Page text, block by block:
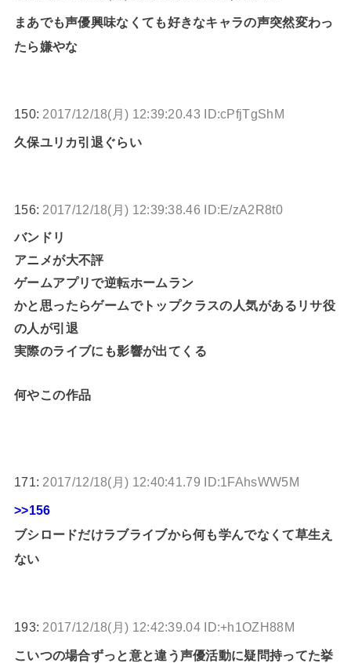
まあでも声優興味なくても好きなキャラの声突然変わっ
たら嫌やな
150: 2017/12/18(月) 12:39:20.43 ID:cPfjTgShM
久保ユリカ引退ぐらい
156: 2017/12/18(月) 12:39:38.46 ID:E/zA2R8t0
バンドリ
アニメが大不評
ゲームアプリで逆転ホームラン
かと思ったらゲームでトップクラスの人気があるリサ役
の人が引退
実際のライブにも影響が出てくる
何やこの作品
171: 2017/12/18(月) 12:40:41.79 ID:1FAhsWW5M
>>156
ブシロードだけラブライブから何も学んでなくて草生え
ない
193: 2017/12/18(月) 12:42:39.04 ID:+h1OZH88M
こいつの場合ずっと意と違う声優活動に疑問持ってた挙